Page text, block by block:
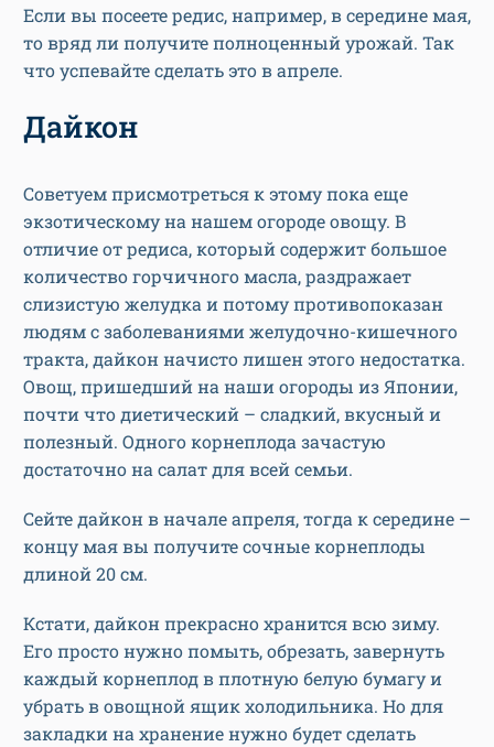
Если вы посеете редис, например, в середине мая,
то вряд ли получите полноценный урожай. Так
что успевайте сделать это в апреле.
Дайкон
Советуем присмотреться к этому пока еще
экзотическому на нашем огороде овощу. В
отличие от редиса, который содержит большое
количество горчичного масла, раздражает
слизистую желудка и потому противопоказан
людям с заболеваниями желудочно-кишечного
тракта, дайкон начисто лишен этого недостатка.
Овощ, пришедший на наши огороды из Японии,
почти что диетический – сладкий, вкусный и
полезный. Одного корнеплода зачастую
достаточно на салат для всей семьи.
Сейте дайкон в начале апреля, тогда к середине –
концу мая вы получите сочные корнеплоды
длиной 20 см.
Кстати, дайкон прекрасно хранится всю зиму.
Его просто нужно помыть, обрезать, завернуть
каждый корнеплод в плотную белую бумагу и
убрать в овощной ящик холодильника. Но для
закладки на хранение нужно будет сделать